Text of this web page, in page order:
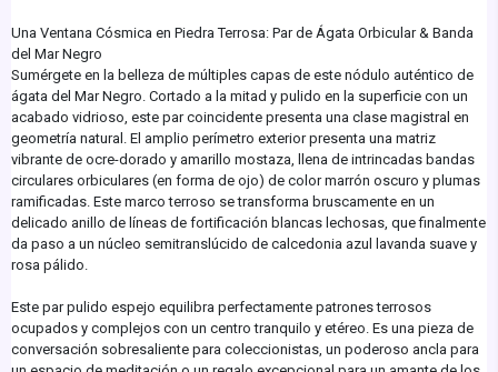
Una Ventana Cósmica en Piedra Terrosa: Par de Ágata Orbicular & Banda
del Mar Negro
Sumérgete en la belleza de múltiples capas de este nódulo auténtico de
ágata del Mar Negro. Cortado a la mitad y pulido en la superficie con un
acabado vidrioso, este par coincidente presenta una clase magistral en
geometría natural. El amplio perímetro exterior presenta una matriz
vibrante de ocre-dorado y amarillo mostaza, llena de intrincadas bandas
circulares orbiculares (en forma de ojo) de color marrón oscuro y plumas
ramificadas. Este marco terroso se transforma bruscamente en un
delicado anillo de líneas de fortificación blancas lechosas, que finalmente
da paso a un núcleo semitranslúcido de calcedonia azul lavanda suave y
rosa pálido.
Este par pulido espejo equilibra perfectamente patrones terrosos
ocupados y complejos con un centro tranquilo y etéreo. Es una pieza de
conversación sobresaliente para coleccionistas, un poderoso ancla para